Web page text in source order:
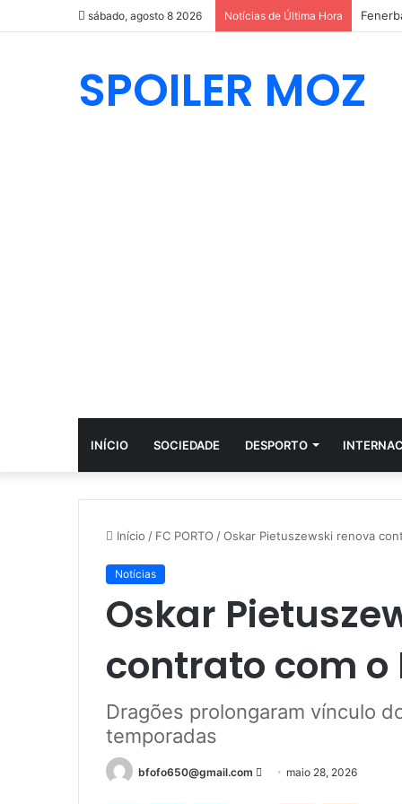
sábado, agosto 8 2026 Notícias de Última Hora
SPOILER MOZ
INÍCIO SOCIEDADE DESPORTO
Início / FC PORTO /Oskar Pietuszewski renova
Notícias
Oskar
contrato com o
Dragões prolongaram vínculo
temporadas
bfofo650@gmail.com
Mandemaio 28, 2026